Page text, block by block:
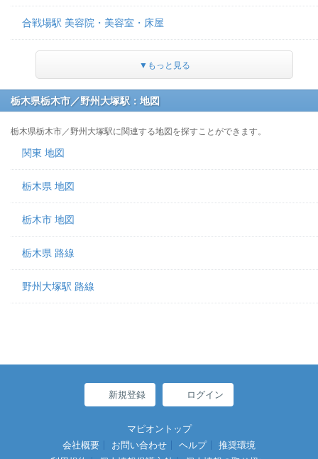
合戦場駅 美容院・美容室・床屋
▼もっと見る
栃木県栃木市／野州大塚駅：地図
栃木県栃木市／野州大塚駅に関連する地図を探すことができます。
関東 地図
栃木県 地図
栃木市 地図
栃木県 路線
野州大塚駅 路線
新規登録 ログイン
マピオントップ
会社概要
お問い合わせ ヘルプ
推奨環境